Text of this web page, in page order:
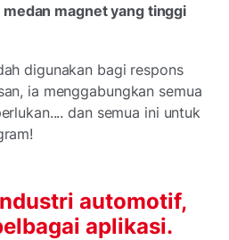
magnet yang tinggi
digunakan bagi respons
ia menggabungkan semua
dan semua ini untuk
automotif,
aplikasi.